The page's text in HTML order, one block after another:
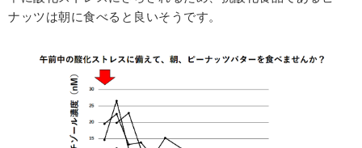
ナッツは朝に食べると良いそうです。